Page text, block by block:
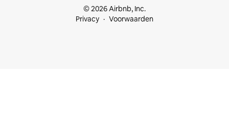
© 2026 Airbnb, Inc.
Privacy
Voorwaarden